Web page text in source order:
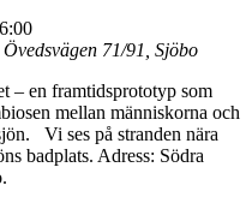
71/91, Sjöbo
– en framtidsprototyp som
mellan människorna och
Vi ses på stranden nära
badplats. Adress: Södra